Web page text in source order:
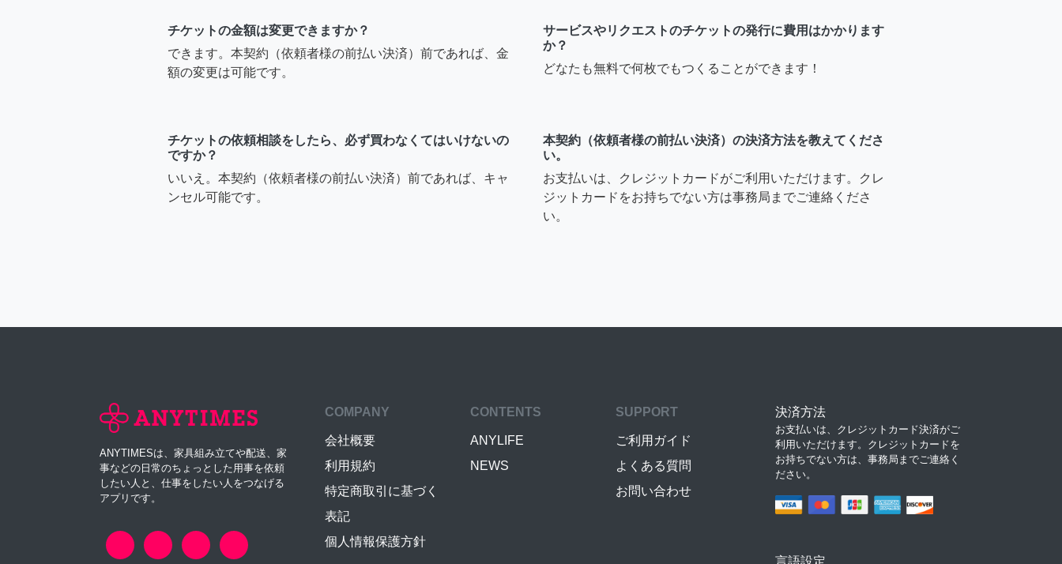
チケットの金額は変更できますか？
できます。本契約（依頼者様の前払い決済）前であれば、金
額の変更は可能です。
サービスやリクエストのチケットの発行に費用はかかります
か？
どなたも無料で何枚でもつくることができます！
チケットの依頼相談をしたら、必ず買わなくてはいけないの
ですか？
いいえ。本契約（依頼者様の前払い決済）前であれば、キャ
ンセル可能です。
本契約（依頼者様の前払い決済）の決済方法を教えてくださ
い。
お支払いは、クレジットカードがご利用いただけます。クレ
ジットカードをお持ちでない方は事務局までご連絡くださ
い。
ANYTIMESは、家具組み立てや配送、家
事などの日常のちょっとした用事を依頼
したい人と、仕事をしたい人をつなげる
アプリです。
COMPANY
会社概要
利用規約
特定商取引に基づく
表記
個人情報保護方針
CONTENTS
ANYLIFE
NEWS
SUPPORT
ご利用ガイド
よくある質問
お問い合わせ
決済方法
お支払いは、クレジットカード決済がご
利用いただけます。クレジットカードを
お持ちでない方は、事務局までご連絡く
ださい。
言語設定